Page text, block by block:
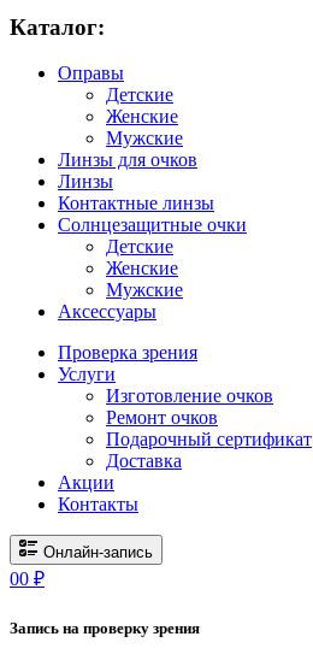
Каталог:
Оправы
Детские
Женские
Мужские
Линзы для очков
Линзы
Контактные линзы
Солнцезащитные очки
Детские
Женские
Мужские
Аксессуары
Проверка зрения
Услуги
Изготовление очков
Ремонт очков
Подарочный сертификат
Доставка
Акции
Контакты
Онлайн-запись
00 ₽
Запись на проверку зрения